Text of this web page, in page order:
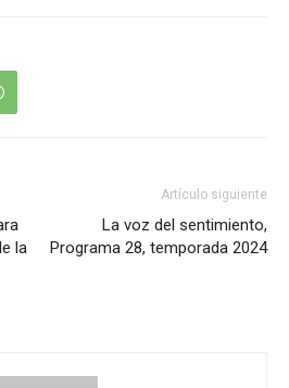
la
Artículo siguiente
La voz del sentimiento,
Programa 28, temporada 2024